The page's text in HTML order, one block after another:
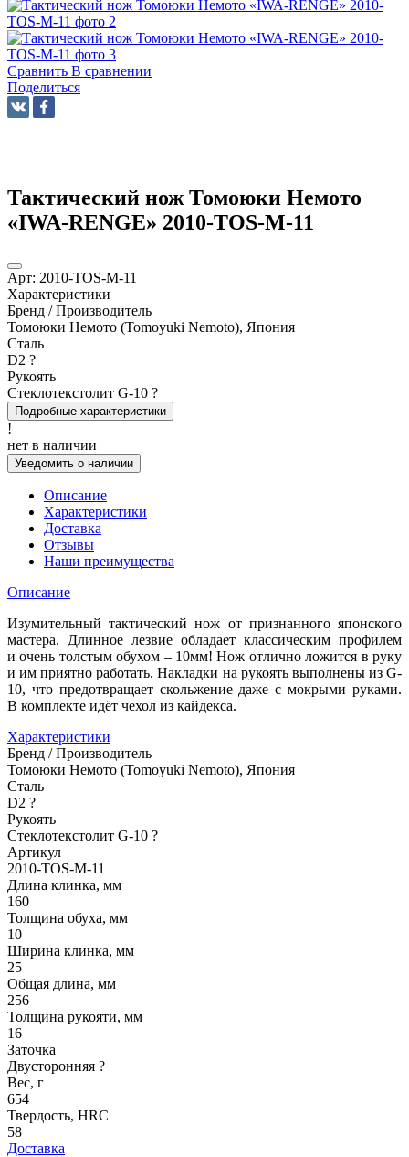
Сравнить В сравнении
Поделиться
Тактический нож Томоюки Немото
«IWA-RENGE» 2010-TOS-M-11
Арт: 2010-TOS-M-11
Характеристики
Бренд / Производитель
Томоюки Немото (Tomoyuki Nemoto), Япония
Сталь
D2 ?
Рукоять
Стеклотекстолит G-10 ?
Подробные характеристики
!
нет в наличии
Уведомить о наличии
Описание
Характеристики
Доставка
Отзывы
Наши преимущества
Описание
Изумительный тактический нож от признанного японского
мастера. Длинное лезвие обладает классическим профилем
и очень толстым обухом – 10мм! Нож отлично ложится в руку
и им приятно работать. Накладки на рукоять выполнены из G-
10, что предотвращает скольжение даже с мокрыми руками.
В комплекте идёт чехол из кайдекса.
Характеристики
Бренд / Производитель
Томоюки Немото (Tomoyuki Nemoto), Япония
Сталь
D2 ?
Рукоять
Стеклотекстолит G-10 ?
Артикул
2010-TOS-M-11
Длина клинка, мм
160
Толщина обуха, мм
10
Ширина клинка, мм
25
Общая длина, мм
256
Толщина рукояти, мм
16
Заточка
Двусторонняя ?
Вес, г
654
Твердость, HRC
58
Доставка